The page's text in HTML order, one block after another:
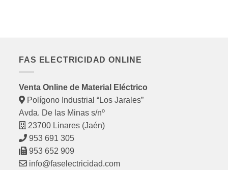
FAS ELECTRICIDAD ONLINE
Venta Online de Material Eléctrico
Polígono Industrial “Los Jarales”
Avda. De las Minas s/nº
23700 Linares (Jaén)
953 691 305
953 652 909
info@faselectricidad.com